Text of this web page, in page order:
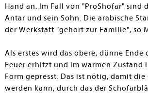
Hand an. Im Fall von "ProShofar" sind
Antar und sein Sohn. Die arabische
der Werkstatt "gehört zur Familie", so
Als erstes wird das obere, dünne Ende
Feuer erhitzt und im warmen Zustand
Form gepresst. Das ist nötig, damit
werden kann, durch das der